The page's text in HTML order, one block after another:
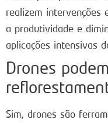
realizem intervenções
a produtividade e
aplicações intensivas
Drones
Sim, drones são